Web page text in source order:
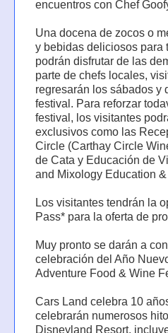
encuentros con Chef
Una docena de zocos o
y bebidas deliciosos para
podrán disfrutar de las
parte de chefs locales,
regresarán los sábados y
festival. Para reforzar
festival, los visitantes
exclusivos como las
Circle (Carthay Circle
de Cata y Educación de
and Mixology Education
Los visitantes tendrán la
Pass* para la oferta de
Muy pronto se darán a
celebración del Año
Adventure Food & Wine
Cars Land celebra 10
celebrarán numerosos
Disneyland Resort,